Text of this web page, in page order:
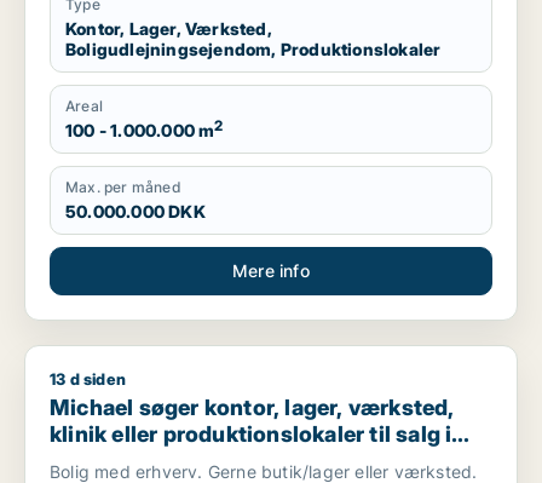
Type
Kontor, Lager, Værksted,
Boligudlejningsejendom, Produktionslokaler
Areal
100 - 1.000.000 m2
Max. per måned
50.000.000 DKK
Mere info
Michael søger kontor, lager, værksted, klinik eller
13 d siden
Michael søger kontor, lager, værksted,
klinik eller produktionslokaler til salg i
København, Kongens Lyngby eller
Bolig med erhverv. Gerne butik/lager eller værksted.